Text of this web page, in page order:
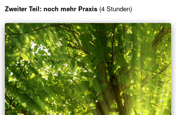
Zweiter Teil: noch mehr Praxis (4 Stunden)